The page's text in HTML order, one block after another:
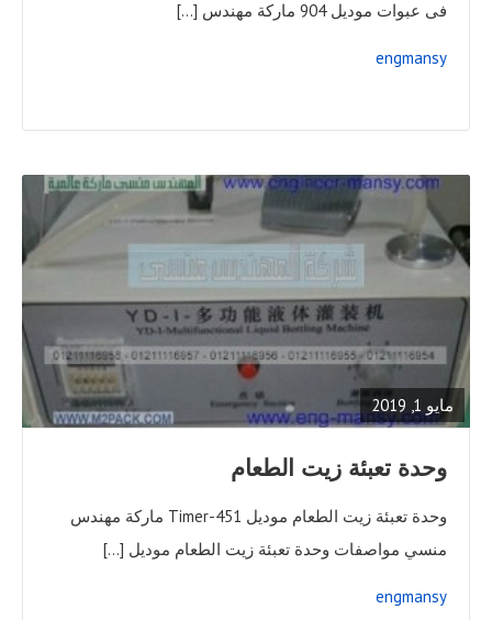
فى عبوات موديل 904 ماركة مهندس […]
engmansy
مايو 1, 2019
READ
FULL
POST
وحدة تعبئة زيت الطعام
وحدة تعبئة زيت الطعام موديل 451-Timer ماركة مهندس
منسي مواصفات وحدة تعبئة زيت الطعام موديل […]
engmansy